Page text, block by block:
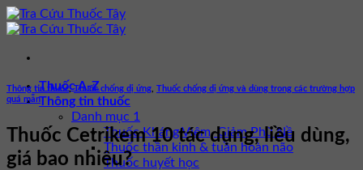
Bỏ
qua
dung
Thuốc A-Z
Thông tin thuốc
Danh mục 1
Thuốc Kháng Viêm, Giảm Phù Nề
Thuốc thần kinh & tuần hoàn não
Thuốc huyết học
Thông tin thuốc,Thuốc chống dị ứng Thuốc chống dị ứng và dùng trong các trường hợp
quá mẫn
Thuốc Cetrikem 10 tác dụng, liều dùng,
giá bao nhiêu?